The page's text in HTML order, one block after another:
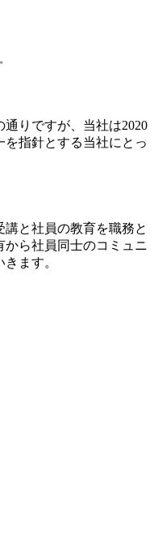
りですが、当社は2020
指針とする当社にとっ
と社員の教育を職務と
ら社員同士のコミュニ
ます。